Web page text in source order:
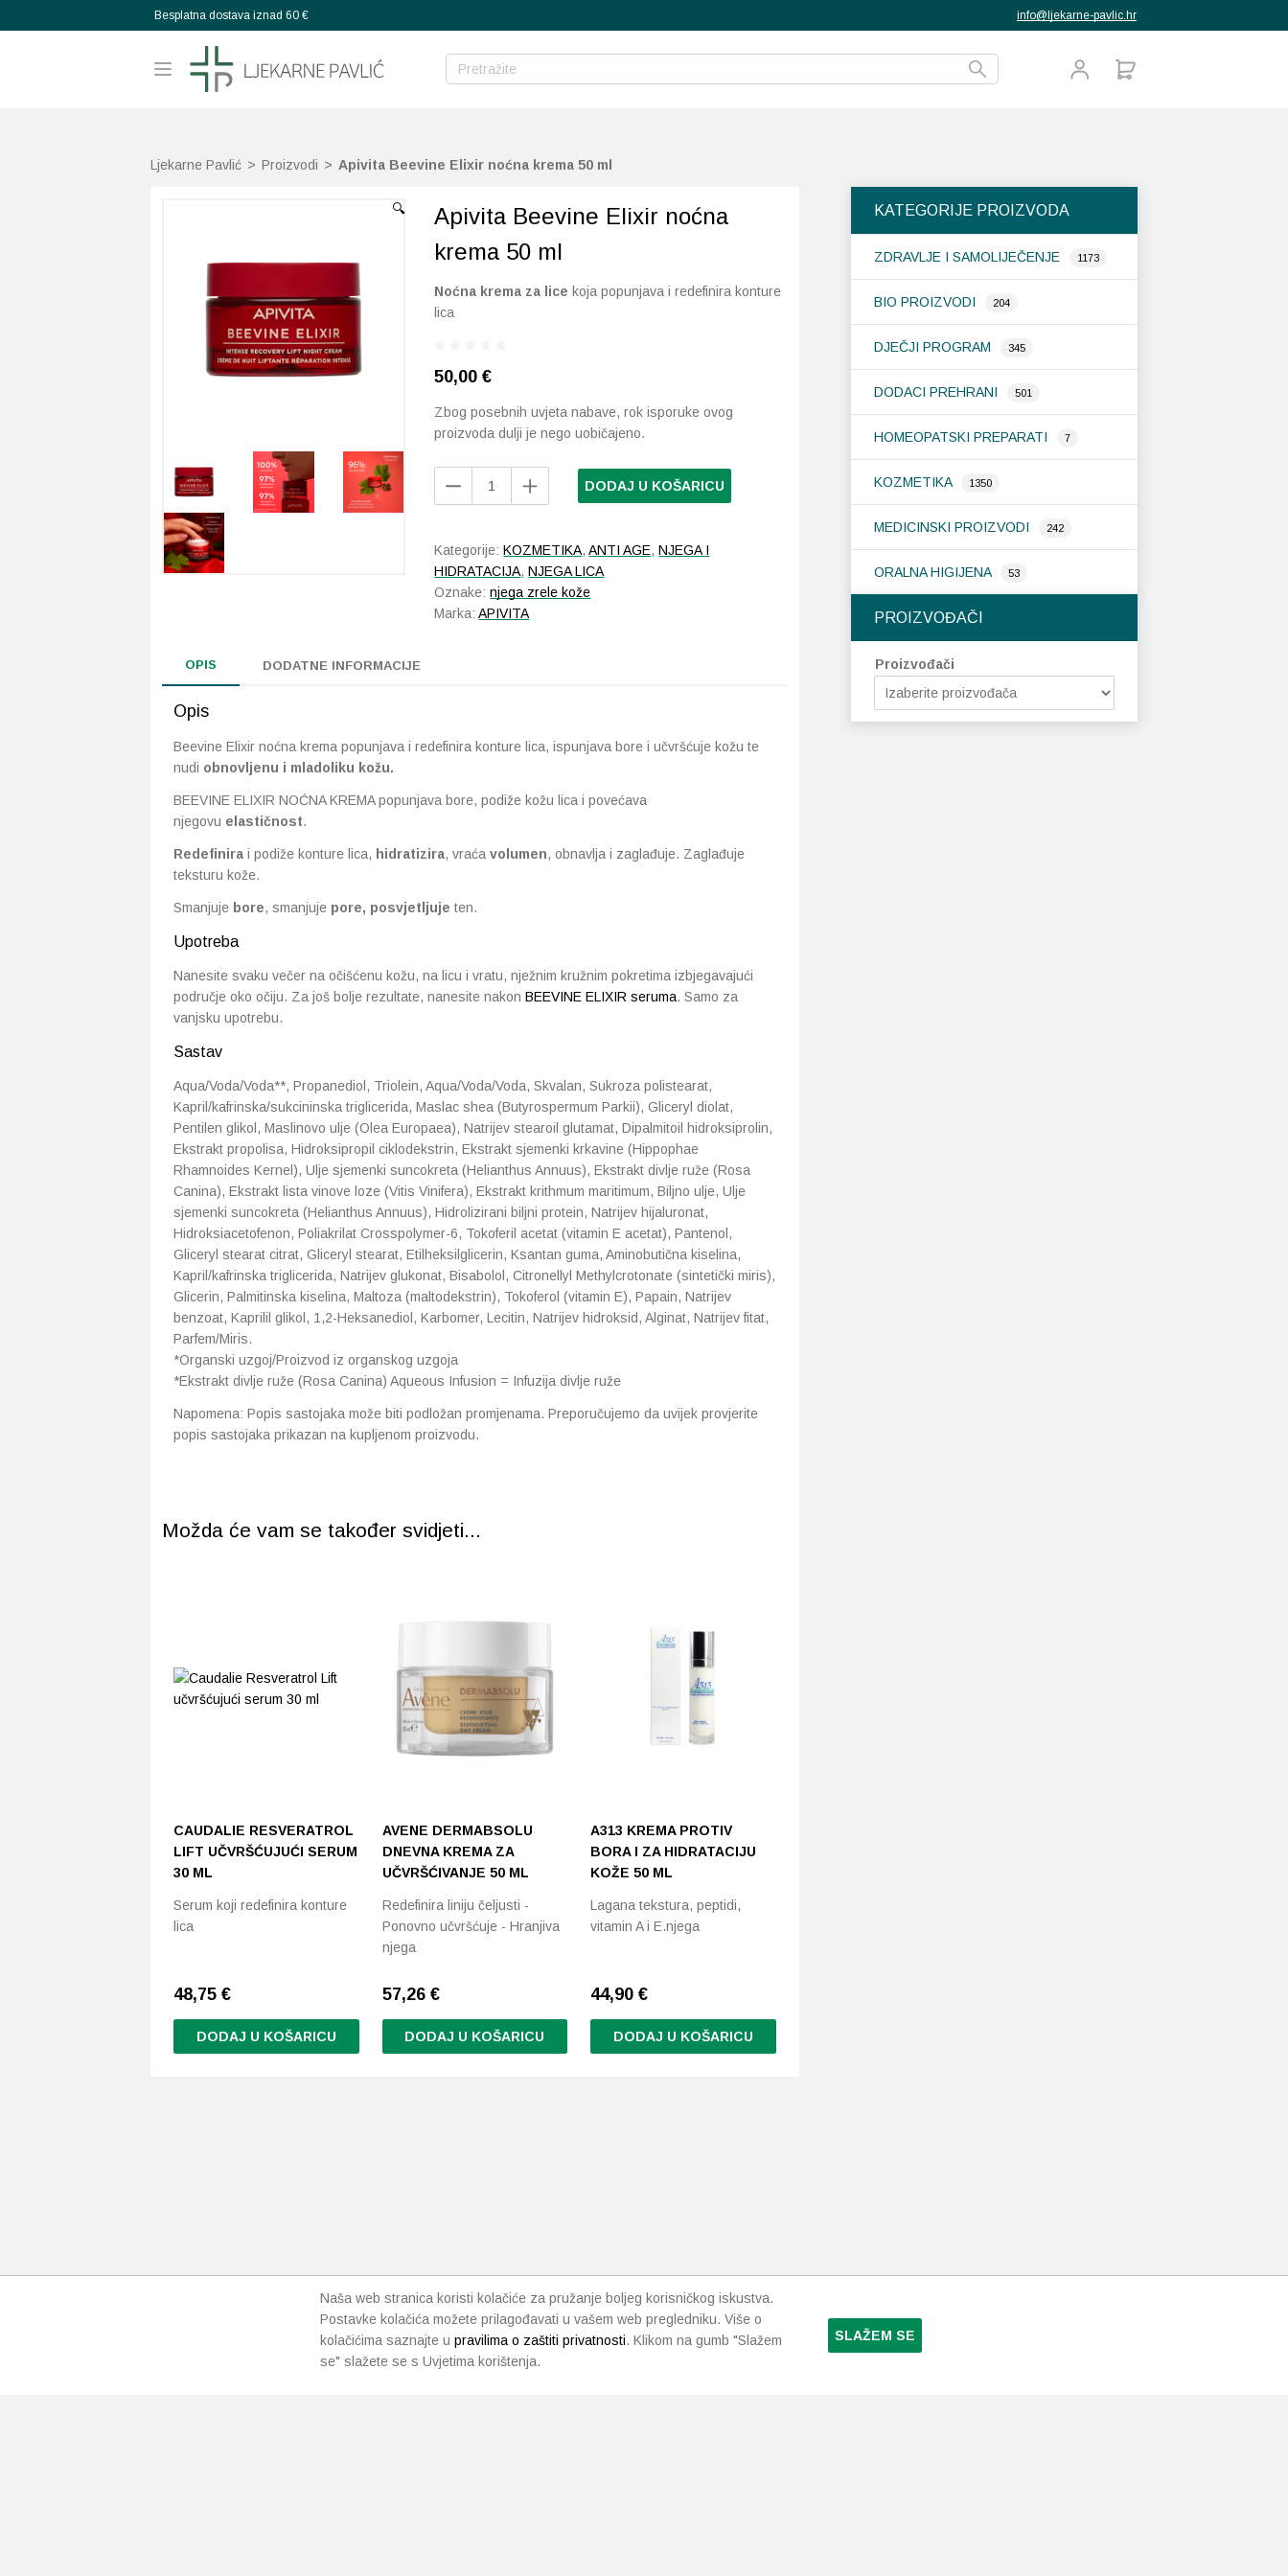
Besplatna dostava iznad 60 € info@ljekarne-pavlic.hr
Ljekarne Pavlić > Proizvodi > Apivita Beevine Elixir noćna krema 50 ml
KATEGORIJE PROIZVODA
ZDRAVLJE I SAMOLIJEČENJE 1173
BIO PROIZVODI 204
DJEČJI PROGRAM 345
DODACI PREHRANI 501
HOMEOPATSKI PREPARATI 7
KOZMETIKA 1350
MEDICINSKI PROIZVODI 242
ORALNA HIGIJENA 53
PROIZVOĐAČI
Proizvođači
🔍
Apivita Beevine Elixir noćna
krema 50 ml
Noćna krema za lice koja popunjava i redefinira konture
lica
50,00€
Zbog posebnih uvjeta nabave, rok isporuke ovog
proizvoda dulji je nego uobičajeno.
krema
50
količina
DODAJ U KOŠARICU
Kategorije:KOZMETIKA,ANTI AGE,NJEGA I
HIDRATACIJA,NJEGA LICA
Oznake:njega zrele kože
Marka:APIVITA
OPIS DODATNE INFORMACIJE
Opis
Beevine Elixir noćna krema popunjava i redefinira konture lica, ispunjava bore i učvršćuje kožu te
nudi obnovljenu i mladoliku kožu.
BEEVINE ELIXIR NOĆNA KREMA popunjava bore, podiže kožu lica i povećava
njegovu elastičnost.
Redefinira i podiže konture lica, hidratizira, vraća volumen, obnavlja i zaglađuje. Zaglađuje
teksturu kože.
Smanjuje bore, smanjuje pore, posvjetljuje ten.
Upotreba
Nanesite svaku večer na očišćenu kožu, na licu i vratu, nježnim kružnim pokretima izbjegavajući
područje oko očiju. Za još bolje rezultate, nanesite nakon BEEVINE ELIXIR seruma. Samo za
vanjsku upotrebu.
Sastav
Aqua/Voda/Voda**, Propanediol, Triolein, Aqua/Voda/Voda, Skvalan, Sukroza polistearat,
Kapril/kafrinska/sukcininska triglicerida, Maslac shea (Butyrospermum Parkii), Gliceryl diolat,
Pentilen glikol, Maslinovo ulje (Olea Europaea), Natrijev stearoil glutamat, Dipalmitoil hidroksiprolin,
Ekstrakt propolisa, Hidroksipropil ciklodekstrin, Ekstrakt sjemenki krkavine (Hippophae
Rhamnoides Kernel), Ulje sjemenki suncokreta (Helianthus Annuus), Ekstrakt divlje ruže (Rosa
Canina), Ekstrakt lista vinove loze (Vitis Vinifera), Ekstrakt krithmum maritimum, Biljno ulje, Ulje
sjemenki suncokreta (Helianthus Annuus), Hidrolizirani biljni protein, Natrijev hijaluronat,
Hidroksiacetofenon, Poliakrilat Crosspolymer-6, Tokoferil acetat (vitamin E acetat), Pantenol,
Gliceryl stearat citrat, Gliceryl stearat, Etilheksilglicerin, Ksantan guma, Aminobutična kiselina,
Kapril/kafrinska triglicerida, Natrijev glukonat, Bisabolol, Citronellyl Methylcrotonate (sintetički miris),
Glicerin, Palmitinska kiselina, Maltoza (maltodekstrin), Tokoferol (vitamin E), Papain, Natrijev
benzoat, Kaprilil glikol, 1,2-Heksanediol, Karbomer, Lecitin, Natrijev hidroksid, Alginat, Natrijev fitat,
Parfem/Miris.
*Organski uzgoj/Proizvod iz organskog uzgoja
*Ekstrakt divlje ruže (Rosa Canina) Aqueous Infusion = Infuzija divlje ruže
Napomena: Popis sastojaka može biti podložan promjenama. Preporučujemo da uvijek provjerite
popis sastojaka prikazan na kupljenom proizvodu.
Možda će vam se također svidjeti...
CAUDALIE RESVERATROL
LIFT UČVRŠĆUJUĆI SERUM
30 ML
Serum koji redefinira konture
lica
48,75 €
DODAJ U KOŠARICU
AVENE DERMABSOLU
DNEVNA KREMA ZA
UČVRŠĆIVANJE 50 ML
Redefinira liniju čeljusti -
Ponovno učvršćuje - Hranjiva
njega
57,26 €
DODAJ U KOŠARICU
A313 KREMA PROTIV
BORA I ZA HIDRATACIJU
KOŽE 50 ML
Lagana tekstura, peptidi,
vitamin A i E.njega
44,90€
DODAJ U KOŠARICU
Naša web stranica koristi kolačiće za pružanje boljeg korisničkog iskustva.
Postavke kolačića možete prilagođavati u vašem web pregledniku. Više o
kolačićima saznajte u pravilima o zaštiti privatnosti. Klikom na gumb "Slažem
se" slažete se s Uvjetima korištenja.
SLAŽEM SE